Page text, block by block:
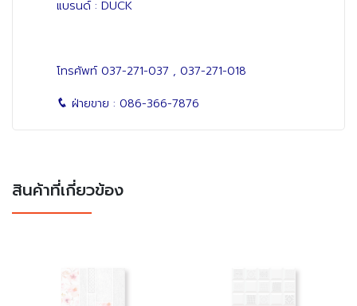
แบรนด์ : DUCK
โทรศัพท์ 037-271-037 , 037-271-018
ฝ่ายขาย : 086-366-7876
สินค้าที่เกี่ยวข้อง